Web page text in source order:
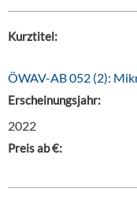
Kurztitel:
ÖWAV-AB 052 (2):
Erscheinungsjahr:
2022
Preis ab €: